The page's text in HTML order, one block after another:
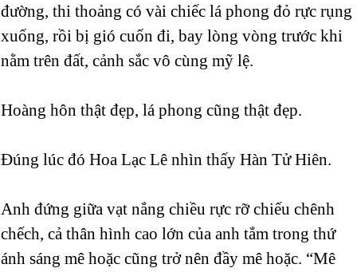
đường, thi thoảng có vài chiếc lá phong đỏ rực rụng
xuống, rồi bị gió cuốn đi, bay lòng vòng trước khi
nằm trên đất, cảnh sắc vô cùng mỹ lệ.
Hoàng hôn thật đẹp, lá phong cũng thật đẹp.
Đúng lúc đó Hoa Lạc Lê nhìn thấy Hàn Tử Hiên.
Anh đứng giữa vạt nắng chiều rực rỡ chiếu chênh
chếch, cả thân hình cao lớn của anh tắm trong thứ
ánh sáng mê hoặc cũng trở nên đầy mê hoặc. “Mê